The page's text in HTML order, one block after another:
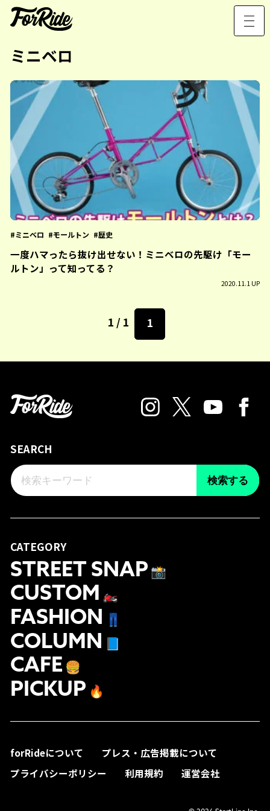
ミニベロ
ミニベロ モールトン 歴史
一度ハマったら抜け出せない！ミニベロの先駆け「モー
ルトン」って知ってる？
2020.11.1 UP
1 / 1 1
SEARCH
検索する
CATEGORY
STREET SNAP 📸
CUSTOM 🏍
FASHION 👖
COLUMN
CAFE 🍔
PICKUP 🔥
forRideについて
プレス・広告掲載について
プライバシーポリシー
利用規約 運営会社